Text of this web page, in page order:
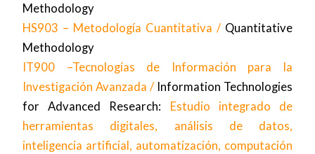
Methodology
HS903 – Metodología Cuantitativa / Quantitative
Methodology
IT900 –Tecnologías de Información para la
Investigación Avanzada / Information Technologies
for Advanced Research: Estudio integrado de
herramientas digitales, análisis de datos,
inteligencia artificial, automatización, computación